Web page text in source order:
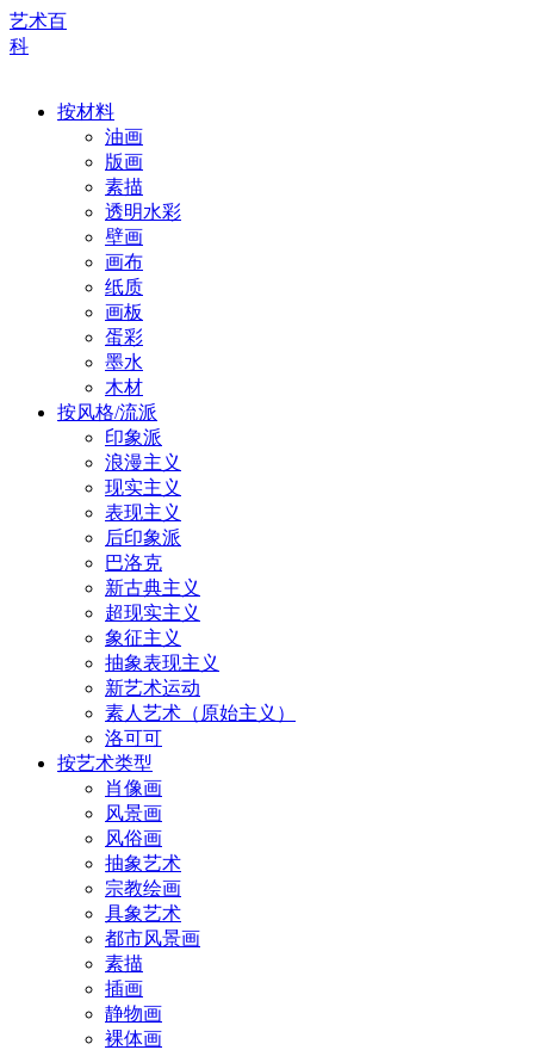
艺术百
科
按材料
油画
版画
素描
透明水彩
壁画
画布
纸质
画板
蛋彩
墨水
木材
按风格/流派
印象派
浪漫主义
现实主义
表现主义
后印象派
巴洛克
新古典主义
超现实主义
象征主义
抽象表现主义
新艺术运动
素人艺术（原始主义）
洛可可
按艺术类型
肖像画
风景画
风俗画
抽象艺术
宗教绘画
具象艺术
都市风景画
素描
插画
静物画
裸体画